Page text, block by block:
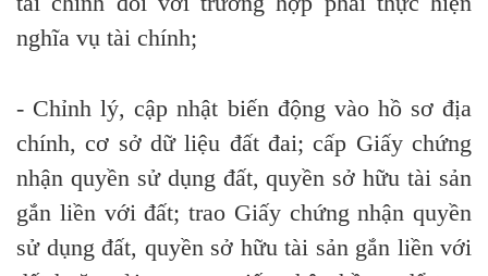
nghĩa vụ tài chính;
- Chỉnh lý, cập nhật biến động vào hồ sơ địa
chính, cơ sở dữliệu đất đai; cấp Giấy chứng
nhận quyền sử dụng đất, quyền sở hữu tài sản
gắn liền với đất; trao Giấy chứng nhận quyền
sử dụng đất, quyền sở hữutài sản gắn liền với